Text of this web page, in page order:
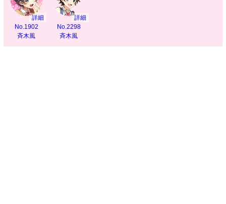
詳細
No.1902
斉木風
詳細
No.2298
斉木風